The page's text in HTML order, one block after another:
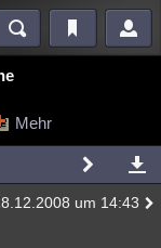
Kriminalfälle
Mehr
um 14:43